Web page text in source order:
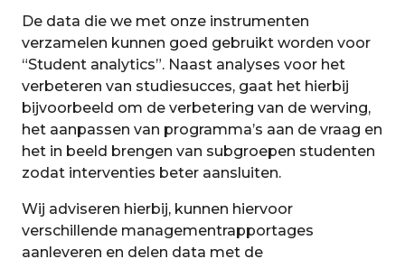
De data die we met onze instrumenten
verzamelen kunnen goed gebruikt worden voor
“Student analytics”. Naast analyses voor het
verbeteren van studiesucces, gaat het hierbij
bijvoorbeeld om de verbetering van de werving,
het aanpassen van programma’s aan de vraag en
het in beeld brengen van subgroepen studenten
zodat interventies beter aansluiten.
Wij adviseren hierbij, kunnen hiervoor
verschillende managementrapportages
aanleveren en delen data met de